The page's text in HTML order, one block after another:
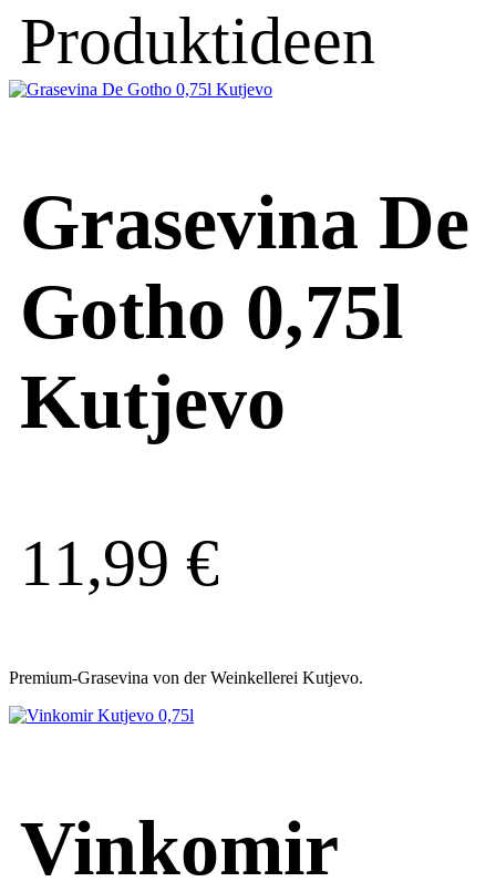
Produktideen
Grasevina De
Gotho 0,75l
Kutjevo
11,99 €
Premium-Grasevina von der Weinkellerei Kutjevo.
Vinkomir